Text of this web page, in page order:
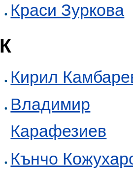
Краси Зуркова
К
Кирил
Владимир
Карафезиев
Кънчо